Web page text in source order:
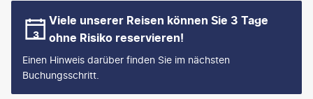
Viele unserer Reisen können Sie 3 Tage
ohne Risiko reservieren!
Einen Hinweis darüber finden Sie im nächsten
Buchungsschritt.